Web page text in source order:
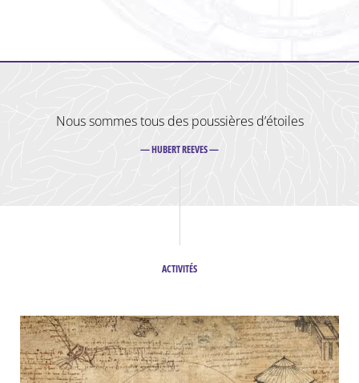
Nous sommes tousdes poussières d’étoiles
— HUBERT REEVES —
ACTIVITÉS